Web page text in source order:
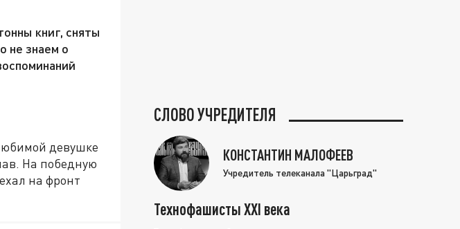
книг, сняты
не знаем о
девушке
На победную
на фронт
СЛОВО УЧРЕДИТЕЛЯ
КОНСТАНТИН МАЛОФЕЕВ
Учредитель телеканала "Царьград"
Технофашисты XXI века